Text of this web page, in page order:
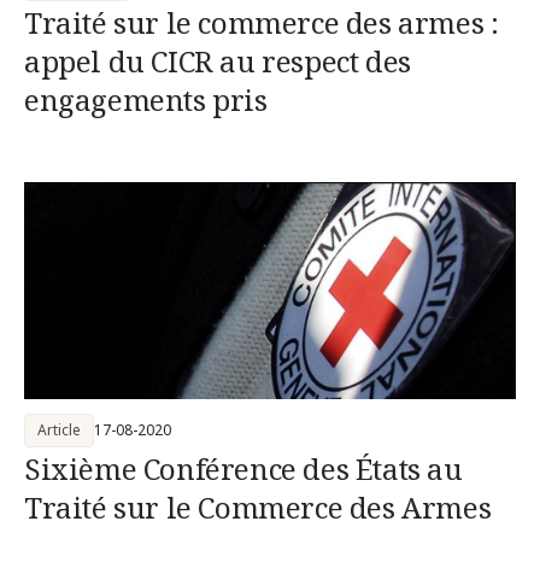
Traité sur le commerce des armes :
appel du CICR au respect des
engagements pris
Sixième Conférence des États au
Traité sur le Commerce des Armes
Article 17-08-2020